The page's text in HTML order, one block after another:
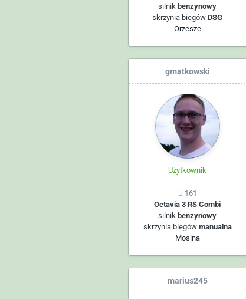
silnikbenzynowy
skrzynia biegówDSG
Orzesze
gmatkowski
Użytkownik
161
Octavia 3 RS Combi
silnik benzynowy
skrzynia biegów manualna
Mosina
marius245